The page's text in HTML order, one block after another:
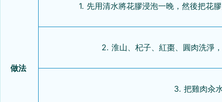
做法
1. 先用清水將花膠浸泡一晚，然後把花
2. 淮山、杞子、紅棗、圓肉洗淨
3. 把雞肉汆